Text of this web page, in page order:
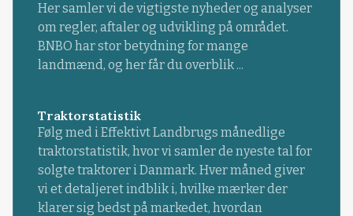
Her samler vi de vigtigste nyheder og analyser
om regler, aftaler og udvikling på området.
BNBO har stor betydning for mange
landmænd, og her får du overblik ...
Traktorstatistik
Følg med i Effektivt Landbrugs månedlige
traktorstatistik, hvor vi samler de nyeste tal for
solgte traktorer i Danmark. Hver måned giver
vi et detaljeret indblik i, hvilke mærker der
klarer sig bedst på markedet, hvordan